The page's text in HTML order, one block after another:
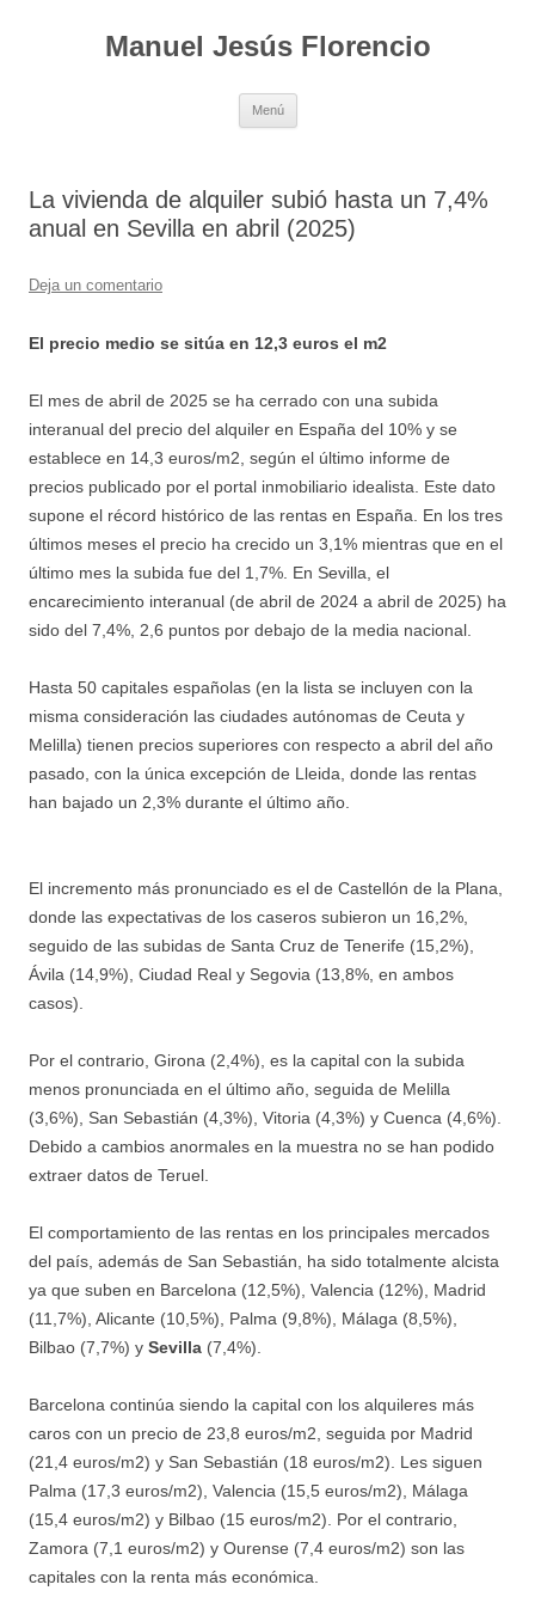
Manuel Jesús Florencio
Menú
La vivienda de alquiler subió hasta un 7,4%
anual en Sevilla en abril (2025)
Deja un comentario
El precio medio se sitúa en 12,3 euros el m2
El mes de abril de 2025 se ha cerrado con una subida
interanual del precio del alquiler en España del 10% y se
establece en 14,3 euros/m2, según el último informe de
precios publicado por el portal inmobiliario idealista. Este dato
supone el récord histórico de las rentas en España. En los tres
últimos meses el precio ha crecido un 3,1% mientras que en el
último mes la subida fue del 1,7%. En Sevilla, el
encarecimiento interanual (de abril de 2024 a abril de 2025) ha
sido del 7,4%, 2,6 puntos por debajo de la media nacional.
Hasta 50 capitales españolas (en la lista se incluyen con la
misma consideración las ciudades autónomas de Ceuta y
Melilla) tienen precios superiores con respecto a abril del año
pasado, con la única excepción de Lleida, donde las rentas
han bajado un 2,3% durante el último año.
El incremento más pronunciado es el de Castellón de la Plana,
donde las expectativas de los caseros subieron un 16,2%,
seguido de las subidas de Santa Cruz de Tenerife (15,2%),
Ávila (14,9%), Ciudad Real y Segovia (13,8%, en ambos
casos).
Por el contrario, Girona (2,4%), es la capital con la subida
menos pronunciada en el último año, seguida de Melilla
(3,6%), San Sebastián (4,3%), Vitoria (4,3%) y Cuenca (4,6%).
Debido a cambios anormales en la muestra no se han podido
extraer datos de Teruel.
El comportamiento de las rentas en los principales mercados
del país, además de San Sebastián, ha sido totalmente alcista
ya que suben en Barcelona (12,5%), Valencia (12%), Madrid
(11,7%), Alicante (10,5%), Palma (9,8%), Málaga (8,5%),
Bilbao (7,7%) y Sevilla (7,4%).
Barcelona continúa siendo la capital con los alquileres más
caros con un precio de 23,8 euros/m2, seguida por Madrid
(21,4 euros/m2) y San Sebastián (18 euros/m2). Les siguen
Palma (17,3 euros/m2), Valencia (15,5 euros/m2), Málaga
(15,4 euros/m2) y Bilbao (15 euros/m2). Por el contrario,
Zamora (7,1 euros/m2) y Ourense (7,4 euros/m2) son las
capitales con la renta más económica.